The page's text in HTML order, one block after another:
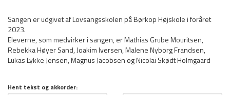
Sangen er udgivet af Lovsangsskolen på Børkop Højskole i foråret
2023.
Eleverne, som medvirker i sangen, er Mathias Grube Mouritsen,
Rebekka Høyer Sand, Joakim Iversen, Malene Nyborg Frandsen,
Lukas Lykke Jensen, Magnus Jacobsen og Nicolai Skødt Holmgaard
Hent tekst og akkorder: